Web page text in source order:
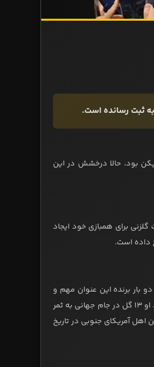
به ثبت رسانده است.
بود، حالا درخشش در این
جام جهانی در طول تاریخ حداقل پنج گل زده و بالای 20 موقعیت گلزنی برای همبازی خود ایجاد
تنها بازیکنی است که دو بار برنده این عنوان مهم و
تاریخی شده است. لیونل مسی 26 گل در تورنمنت‌های مهم ملی برای آرژانتین به ثمر رسانده است. او 13 گل در جام جهانی به ثمر
اهل آمریکای جنوبی در تاریخ